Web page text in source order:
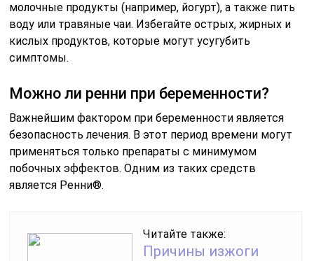
молочные продукты (например, йогурт), а также пить
воду или травяные чаи. Избегайте острых, жирных и
кислых продуктов, которые могут усугубить
симптомы.
Можно ли ренни при беременности?
Важнейшим фактором при беременности является
безопасность лечения. В этот период времени могут
применяться только препараты с минимумом
побочных эффектов. Одним из таких средств
является Ренни®.
Читайте также:
Причины изжоги